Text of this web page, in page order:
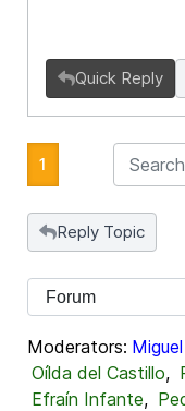
Quick Reply
1
Reply Topic
Moderators:
Oílda del Castillo,
Efraín Infante,